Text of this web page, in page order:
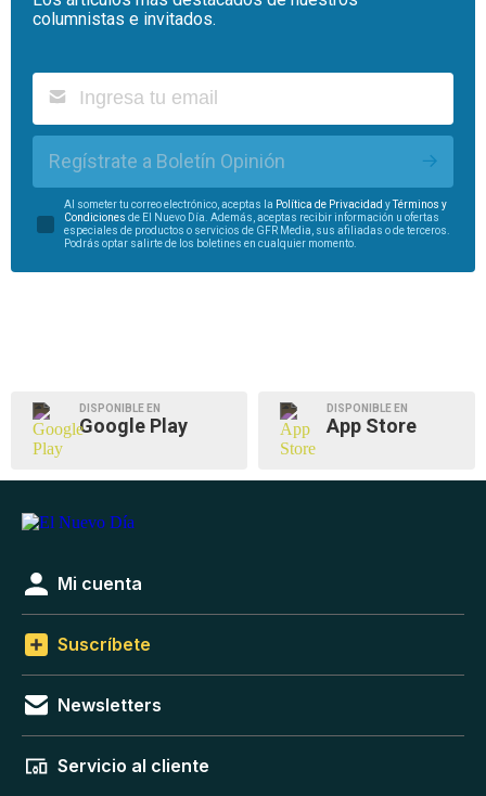
columnistas e invitados.
Regístrate a Boletín Opinión
Al someter tu correo electrónico, aceptas la Política de Privacidad yTérminos y
Condiciones de El Nuevo Día. Además, aceptas recibir información u ofertas
especiales de productos o servicios de GFR Media, sus afiliadas o de terceros.
Podrás optar salirte de los boletines en cualquier momento.
DISPONIBLE EN
Google Play
DISPONIBLE EN
App Store
Mi cuenta
Suscríbete
Newsletters
Servicio al cliente